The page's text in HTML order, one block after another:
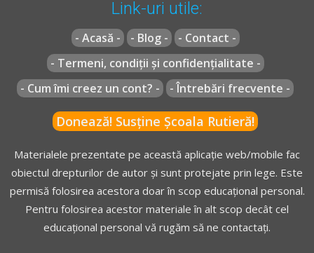
Link-uri utile:
- Acasă - - Blog -
- Contact -
- Termeni, condiții și confidențialitate -
- Cum îmi creez un cont? -
- Întrebări frecvente -
Donează! Susține Școala Rutieră!
Materialele prezentate pe această aplicație web/mobile fac
obiectul drepturilor de autor și sunt protejate prin lege. Este
permisă folosirea acestora doar în scop educațional personal.
Pentru folosirea acestor materiale în alt scop decât cel
educațional personal vă rugăm să ne contactați.